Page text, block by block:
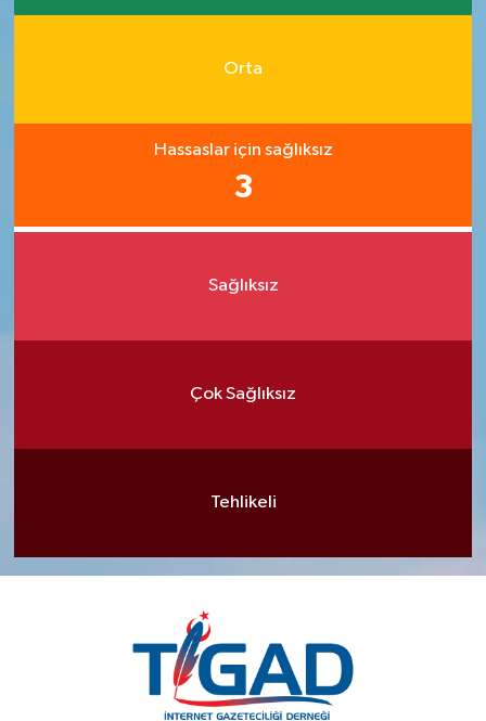
Orta
Hassaslar için sağlıksız
3
Sağlıksız
Çok Sağlıksız
Tehlikeli